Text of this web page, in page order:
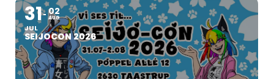
31
JUL
02
AUG
SEIJOCON 2026